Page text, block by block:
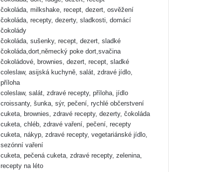
čokoláda, milkshake, recept, dezert, osvěžení
čokoláda, recepty, dezerty, sladkosti, domácí
čokolády
čokoláda, sušenky, recept, dezert, sladké
čokoláda,dort,německý poke dort,svačina
čokoládové, brownies, dezert, recept, sladké
coleslaw, asijská kuchyně, salát, zdravé jídlo,
příloha
coleslaw, salát, zdravé recepty, příloha, jídlo
croissanty, šunka, sýr, pečení, rychlé občerstvení
cuketa, brownies, zdravé recepty, dezerty, čokoláda
cuketa, chléb, zdravé vaření, pečení, recepty
cuketa, nákyp, zdravé recepty, vegetariánské jídlo,
sezónní vaření
cuketa, pečená cuketa, zdravé recepty, zelenina,
recepty na léto